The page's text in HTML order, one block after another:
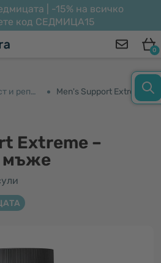
| -15% на всичко
код СЕДМИЦА15
0
Сексуалност и репродуктивност Men's Support Extreme – подкрепа за мъже
Extreme –
мъже